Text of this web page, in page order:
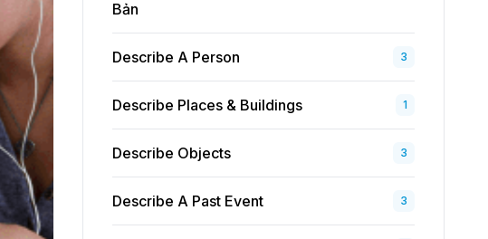
Bản
Describe A Person 3
Describe Places & Buildings 1
Describe Objects 3
Describe A Past Event 3